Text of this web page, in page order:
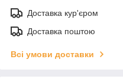
Доставка кур'єром
Доставка поштою
Всі умови доставки